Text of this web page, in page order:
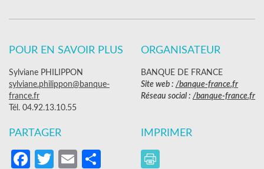
POUR EN SAVOIR PLUS
Sylviane PHILIPPON
sylviane.philippon@banque-
france.fr
Tél. 04.92.13.10.55
ORGANISATEUR
BANQUE DE FRANCE
Site web : /banque-france.fr
Réseau social : /banque-france.fr
PARTAGER
Facebook
Twitter
EmailPartager
IMPRIMER